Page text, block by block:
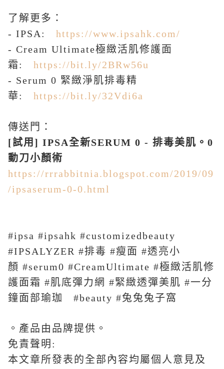
了解更多：
- IPSA: https://www.ipsahk.com/
- Cream Ultimate極緻活肌修護面
霜: https://bit.ly/2BRw56u
- Serum 0 緊緻淨肌排毒精
華: https://bit.ly/32Vdi6a
傳送門：
[試用 ] IPSA全新SERUM 0 - 排毒美肌。 0
動刀小顏術
https://rrrabbitnia.blogspot.com/2019/09
/ipsaserum-0-0.html
#ipsa #ipsahk #customizedbeauty
#IPSALYZER #排毒 #瘦面 #透亮小
顏 #serum0 #CreamUltimate #極緻活肌修
護面霜 #肌底彈力網 #緊緻透彈美肌 #一分
鐘面部瑜珈
#beauty #兔兔兔子窩
。產品由品牌提供。
免責聲明 :
本文章所發表的全部內容均屬個人意見及